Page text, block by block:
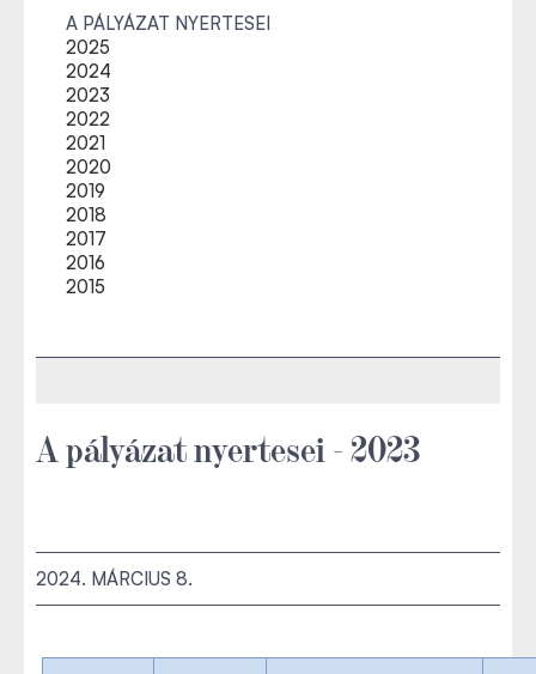
A PÁLYÁZAT NYERTESEI
2025
2024
2023
2022
2021
2020
2019
2018
2017
2016
2015
A pályázat nyertesei - 2023
2024. MÁRCIUS 8.